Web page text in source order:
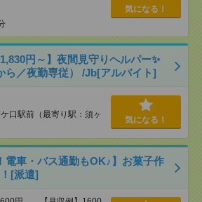
気になる！
円～】夜間見守りヘルパー✨
ら／夜勤専従） /Jb[アルバイト]
口駅前（最寄り駅：須ヶ
気になる！
電車・バス通勤もOK♪】お菓子作
[派遣]